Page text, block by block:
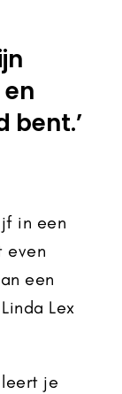
bent.’
in een
even
een
Lex
je